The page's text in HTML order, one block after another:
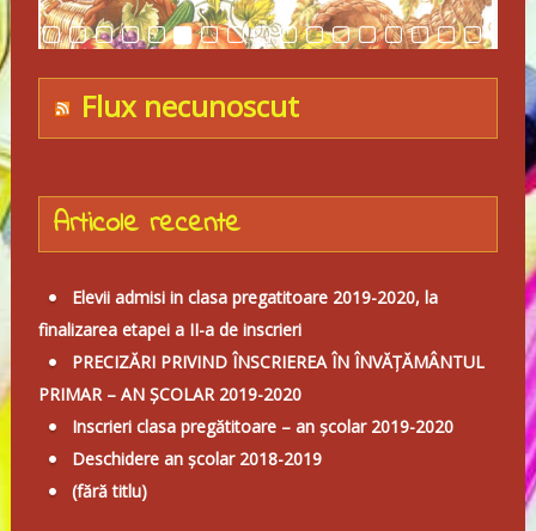
Flux necunoscut
Articole recente
Elevii admisi in clasa pregatitoare 2019-2020, la
finalizarea etapei a II-a de inscrieri
PRECIZĂRI PRIVIND ÎNSCRIEREA ÎN ÎNVĂȚĂMÂNTUL
PRIMAR – AN ȘCOLAR 2019-2020
Inscrieri clasa pregătitoare – an școlar 2019-2020
Deschidere an școlar 2018-2019
(fără titlu)